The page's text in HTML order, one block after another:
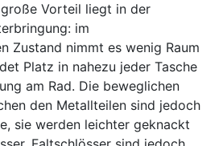
Vorteil liegt in der
im
Zustand nimmt es wenig Raum
Platz in nahezu jeder Tasche
am Rad. Die beweglichen
den Metallteilen sind jedoch
sie werden leichter geknackt